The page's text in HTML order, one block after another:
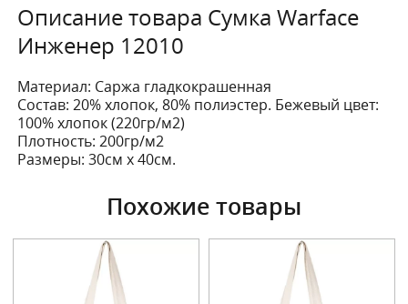
Описание товара Сумка Warface
Инженер 12010
Материал: Саржа гладкокрашенная
Состав: 20% хлопок, 80% полиэстер. Бежевый цвет:
100% хлопок (220гр/м2)
Плотность: 200гр/м2
Размеры: 30см х 40см.
Похожие товары